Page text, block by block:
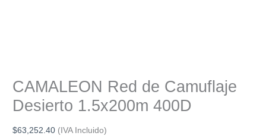
CAMALEON Red de Camuflaje
Desierto 1.5x200m 400D
$63,252.40 (IVA Incluido)